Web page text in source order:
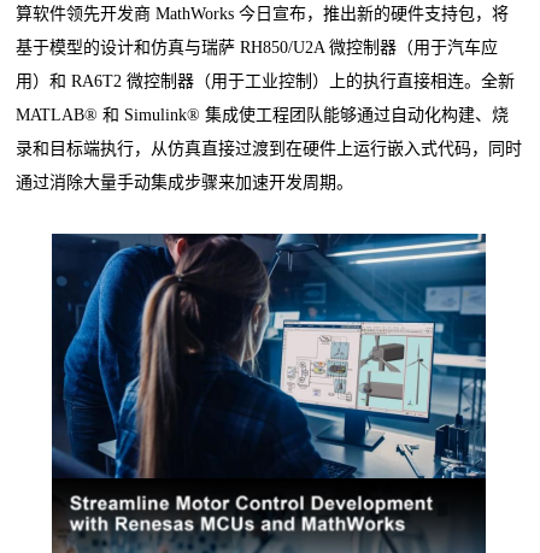
算软件领先开发商 MathWorks 今日宣布，推出新的硬件支持包，将
基于模型的设计和仿真与瑞萨 RH850/U2A 微控制器（用于汽车应
用）和 RA6T2 微控制器（用于工业控制）上的执行直接相连。全新
MATLAB® 和 Simulink® 集成使工程团队能够通过自动化构建、烧
录和目标端执行，从仿真直接过渡到在硬件上运行嵌入式代码，同时
通过消除大量手动集成步骤来加速开发周期。